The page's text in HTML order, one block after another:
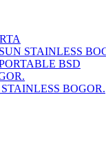
STAINLESS
BSD
BOGOR.